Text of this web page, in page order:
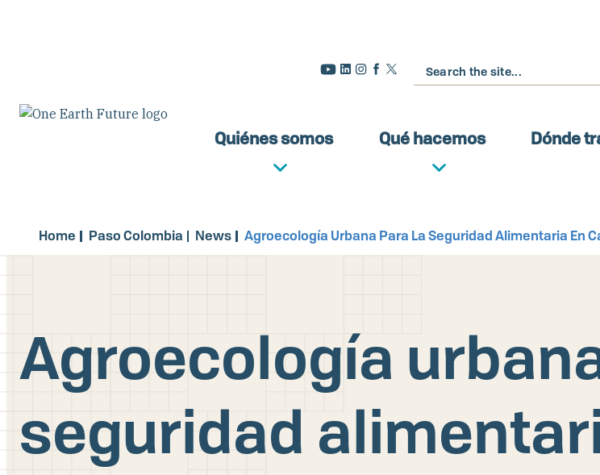
Buscar
Quiénes somos Qué hacemos Dónde
Home Paso Colombia News Agroecología Urbana Para La Seguridad Alimentaria En
Agroecología
seguridad